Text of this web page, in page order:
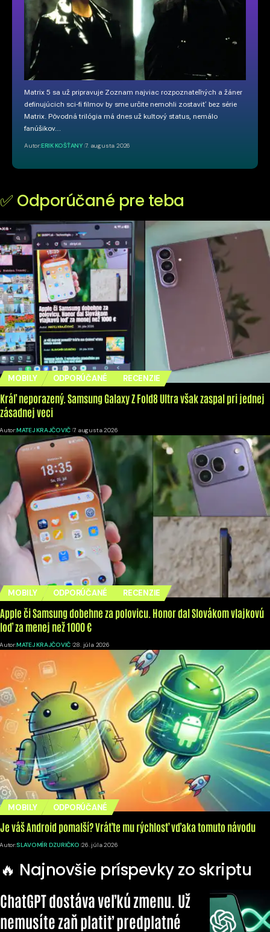
Matrix 5 sa už pripravuje Zoznam najviac rozpoznateľných a žáner
definujúcich sci-fi filmov by sme určite nemohli zostaviť bez série
Matrix. Pôvodná trilógia má dnes už kultový status, nemálo
fanúšikov…
Autor:ERIK KOŠŤANY 7. augusta 2026
✅ Odporúčané pre teba
MOBILY ODPORÚČANÉ RECENZIE
Kráľ neporazený. Samsung Galaxy Z Fold8 Ultra však zaspal pri jednej
zásadnej veci
Autor:MATEJ KRAJČOVIČ 7. augusta 2026
MOBILY ODPORÚČANÉ RECENZIE
Apple či Samsung dobehne za polovicu. Honor dal Slovákom vlajkovú
loď za menej než 1000 €
Autor:MATEJ KRAJČOVIČ 28. júla 2026
MOBILY ODPORÚČANÉ
Je váš Android pomalší? Vráťte mu rýchlosť vďaka tomuto návodu
Autor:SLAVOMÍR DZURIČKO 26. júla 2026
🔥 Najnovšie príspevky zo skriptu
ChatGPT dostáva veľkú zmenu. Už
nemusíte zaň platiť predplatné